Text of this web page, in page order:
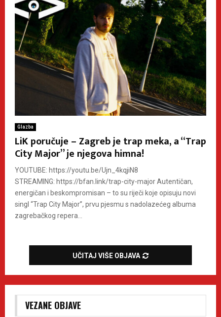
Glazba
LiK poručuje – Zagreb je trap meka, a “Trap
City Major” je njegova himna!
YOUTUBE: https://youtu.be/Ujn_4kqjiN8
STREAMING: https://bfan.link/trap-city-major Autentičan,
energičan i beskompromisan – to su riječi koje opisuju novi
singl “Trap City Major”, prvu pjesmu s nadolazećeg albuma
zagrebačkog repera...
UČITAJ VIŠE OBJAVA
VEZANE OBJAVE